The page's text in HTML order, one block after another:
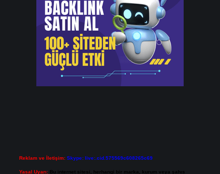
Reklam ve İletişim: Skype: live:.cid.575569c608265c69
Yasal Uyarı: Bu internet sitesi, herhangi bir marka, kurum veya şahıs